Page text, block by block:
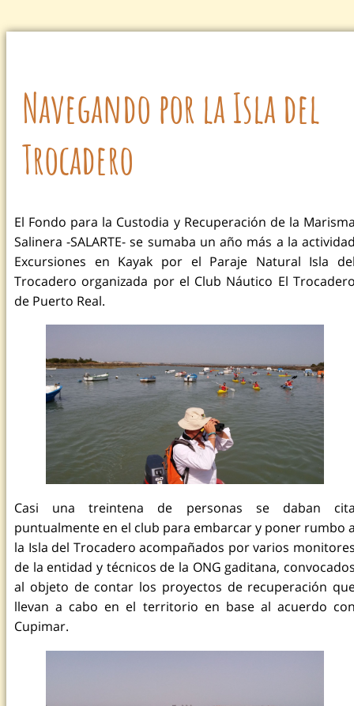
Navegando por la Isla del
Trocadero
El Fondo para la Custodia y Recuperación de la
Salinera -SALARTE- se sumaba un año más a la
Excursiones en Kayak por el Paraje Natural Isla
Trocadero organizada por el Club Náutico El
de Puerto Real.
Casi una treintena de personas se daban
puntualmente en el club para embarcar y poner rumbo
la Isla del Trocadero acompañados por varios
de la entidad y técnicos de la ONG gaditana,
al objeto de contar los proyectos de recuperación
llevan a cabo en el territorio en base al acuerdo
Cupimar.